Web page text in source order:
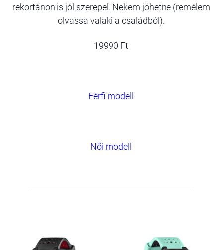
rekortánon is jól szerepel. Nekem jöhetne (remélem
olvassa valaki a családból).
19990 Ft
Férfi modell
Női modell